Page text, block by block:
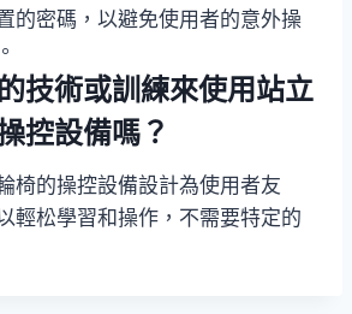
的密碼，以避免使用者的意外操
技術或訓練來使用站立
控設備嗎？
椅的操控設備設計為使用者友
輕松學習和操作，不需要特定的